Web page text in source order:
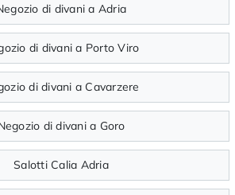
di divani a Adria
di divani a Porto Viro
di divani a Cavarzere
di divani a Goro
Salotti Calia Adria